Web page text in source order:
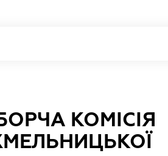
КОМІСІЯ